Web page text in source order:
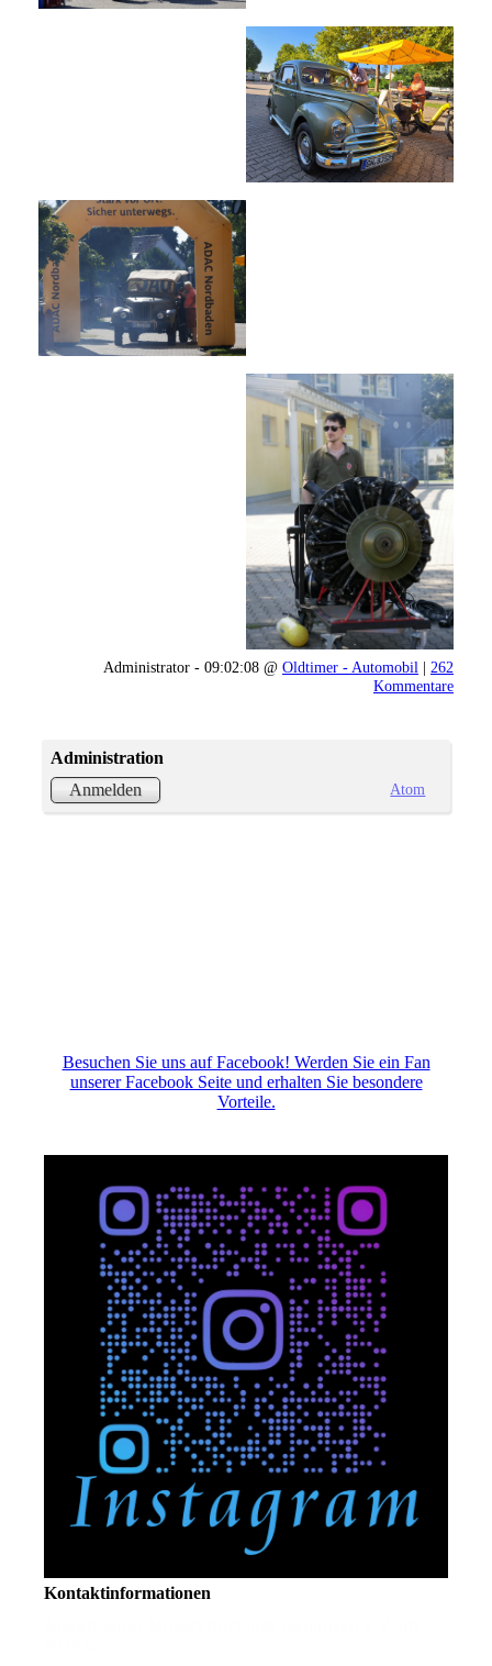
Administrator - 09:02:08 @ Oldtimer - Automobil | 262
Kommentare
Administration
Anmelden
Atom
Besuchen Sie uns auf Facebook! Werden Sie ein Fan
unserer Facebook Seite und erhalten Sie besondere
Vorteile.
Kontaktinformationen